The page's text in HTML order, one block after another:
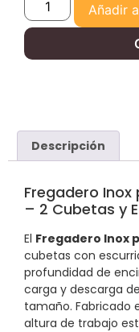
Añadir
Descripción
Fregadero Inox
– 2 Cubetas y
El Fregadero Inox
cubetas con
profundidad de
carga y descarga
tamaño. Fabricado
altura de trabajo